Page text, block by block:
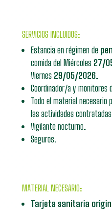
SERVICIOS INCLUIDOS:
Estancia en régimen de
comida del Miércoles 27/
Viernes 29/05/2026.
Coordinador/a y monitores
Todo el material necesario
las actividades
Vigilante nocturno.
Seguros.
MATERIAL NECESARIO:
Tarjeta sanitaria